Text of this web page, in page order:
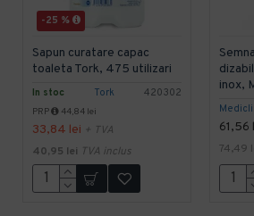
-25 %
In stoc Tork 420302
Sapun curatare capac
toaleta Tork, 475 utilizari
PRP 44,84 lei
33,84 lei + TVA
40,95 lei TVA inclus
inox,
61,56
74,49